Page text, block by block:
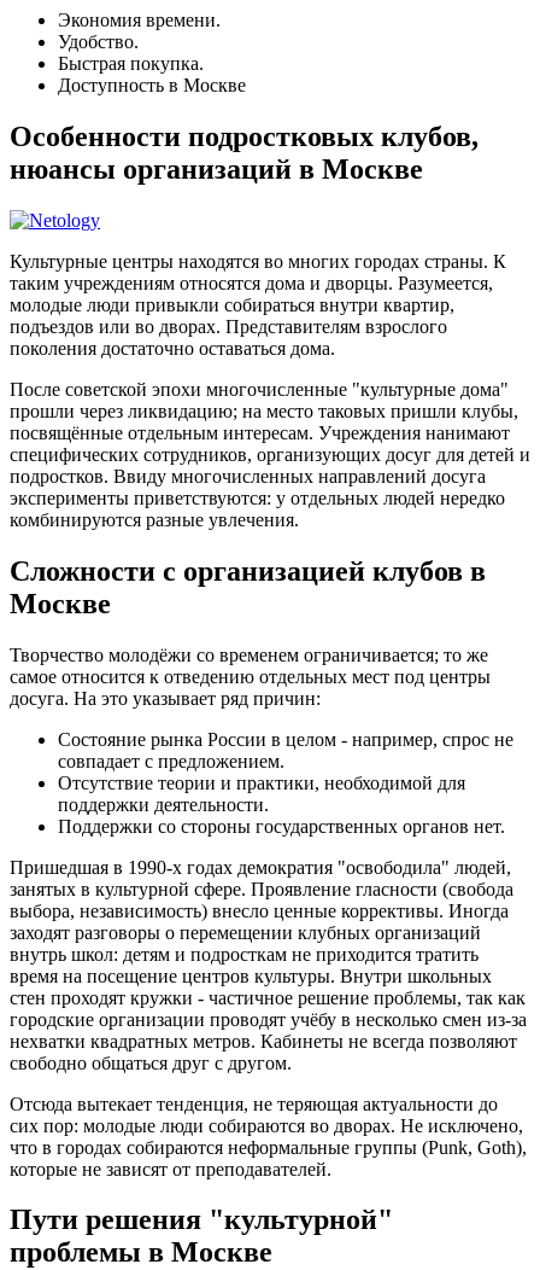
Экономия времени.
Удобство.
Быстрая покупка.
Доступность в Москве
Особенности подростковых клубов,
нюансы организаций в Москве
Культурные центры находятся во многих городах страны. К
таким учреждениям относятся дома и дворцы. Разумеется,
молодые люди привыкли собираться внутри квартир,
подъездов или во дворах. Представителям взрослого
поколения достаточно оставаться дома.
После советской эпохи многочисленные "культурные дома"
прошли через ликвидацию; на место таковых пришли клубы,
посвящённые отдельным интересам. Учреждения нанимают
специфических сотрудников, организующих досуг для детей и
подростков. Ввиду многочисленных направлений досуга
эксперименты приветствуются: у отдельных людей нередко
комбинируются разные увлечения.
Сложности с организацией клубов в
Москве
Творчество молодёжи со временем ограничивается; то же
самое относится к отведению отдельных мест под центры
досуга. На это указывает ряд причин:
Состояние рынка России в целом - например, спрос не
совпадает с предложением.
Отсутствие теории и практики, необходимой для
поддержки деятельности.
Поддержки со стороны государственных органов нет.
Пришедшая в 1990-х годах демократия "освободила" людей,
занятых в культурной сфере. Проявление гласности (свобода
выбора, независимость) внесло ценные коррективы. Иногда
заходят разговоры о перемещении клубных организаций
внутрь школ: детям и подросткам не приходится тратить
время на посещение центров культуры. Внутри школьных
стен проходят кружки - частичное решение проблемы, так как
городские организации проводят учёбу в несколько смен из-за
нехватки квадратных метров. Кабинеты не всегда позволяют
свободно общаться друг с другом.
Отсюда вытекает тенденция, не теряющая актуальности до
сих пор: молодые люди собираются во дворах. Не исключено,
что в городах собираются неформальные группы (Punk, Goth),
которые не зависят от преподавателей.
Пути решения "культурной"
проблемы в Москве